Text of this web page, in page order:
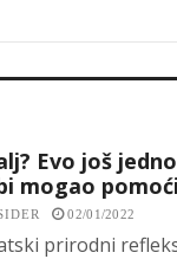
Evo još
mogao pomoći
02/01/2022
prirodni